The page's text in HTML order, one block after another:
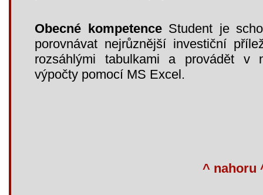
Obecné kompetence Student je
porovnávat nejrůznější investiční
rozsáhlými tabulkami a provádět v
výpočty pomocí MS Excel.
^ nahoru